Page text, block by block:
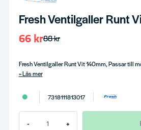
Fresh Ventilgaller Runt
88 kr
66 kr
Fresh Ventilgaller Runt Vit 140mm, Passar till
Läs mer
7318111813017
- +